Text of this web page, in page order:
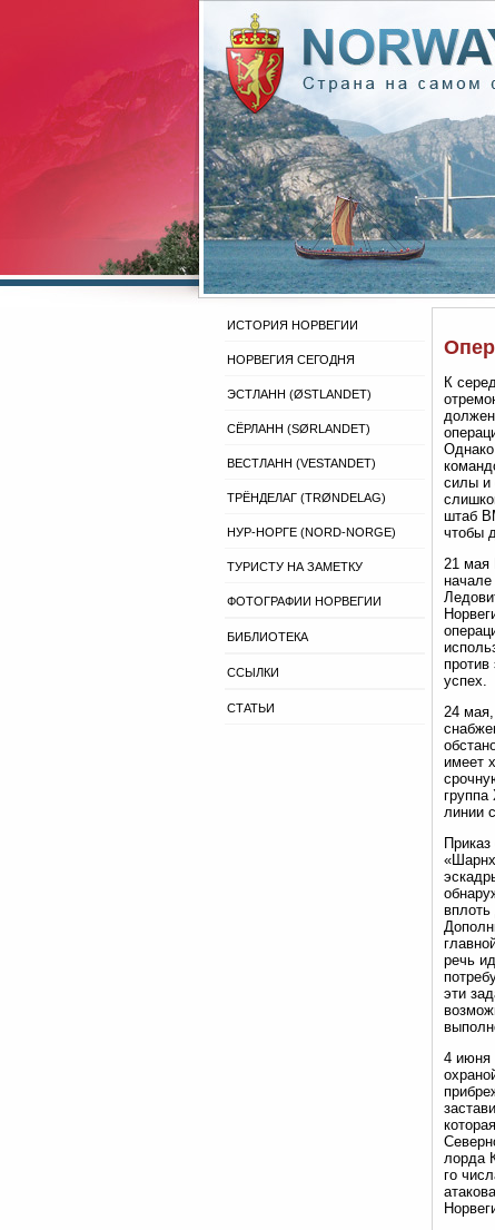
ИСТОРИЯ НОРВЕГИИ
НОРВЕГИЯ СЕГОДНЯ
ЭСТЛАНН (ØSTLANDET)
СЁРЛАНН (SØRLANDET)
ВЕСТЛАНН (VESTANDET)
ТРЁНДЕЛАГ (TRØNDELAG)
НУР-НОРГЕ (NORD-NORGE)
ТУРИСТУ НА ЗАМЕТКУ
ФОТОГРАФИИ НОРВЕГИИ
БИБЛИОТЕКА
ССЫЛКИ
СТАТЬИ
К
силы и
штаб
чтобы
21 мая
против
успех.
24
имеет
группа
линии
вплоть
речь
эти
4 июня
лорда
го